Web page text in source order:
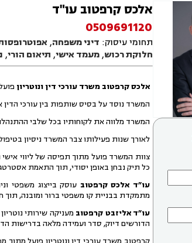
אלכס קרפטוב עו"ד
0509691120
תחומי עיסוק: דיני משפחה,
חלוקת רכוש,מעמד אישי, תיאום הורי,
אלכס קרפטוב משרד עורכי דין ונוטריון
המשרד נוסד על בסיס שותפות בין עורכי
המשרד מלווה את לקוחותיו בכל שלבי
לאורך שנות פעילותו צבר המשרד ניסיון
צוות המשרד פועל מתוך תפיסה של ליווי
כל תיק נבחן באופן יסודי, תוך התאמת
עו״ד אלכס קרפטוב
מתמקדת בבניית קו משפטי ברור ומובנה,
עו״ד אליזבט קרפטוב מעניקה שירותי
הדורשים דיוק, סדר ועמידה מלאה בדרישות